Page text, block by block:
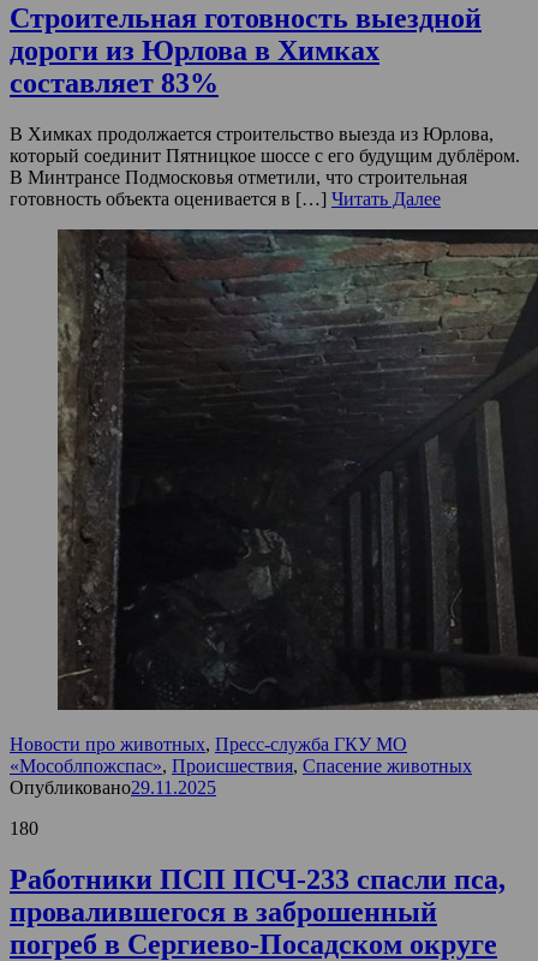
Строительная готовность выездной
дороги из Юрлова в Химках
составляет 83%
В Химках продолжается строительство выезда из Юрлова,
который соединит Пятницкое шоссе с его будущим дублёром.
В Минтрансе Подмосковья отметили, что строительная
готовность объекта оценивается в […] Читать Далее
Новости про животных, Пресс-служба ГКУ МО
«Мособлпожспас», Происшествия, Спасение животных
Опубликовано29.11.2025
180
Работники ПСП ПСЧ-233 спасли пса,
провалившегося в заброшенный
погреб в Сергиево-Посадском округе